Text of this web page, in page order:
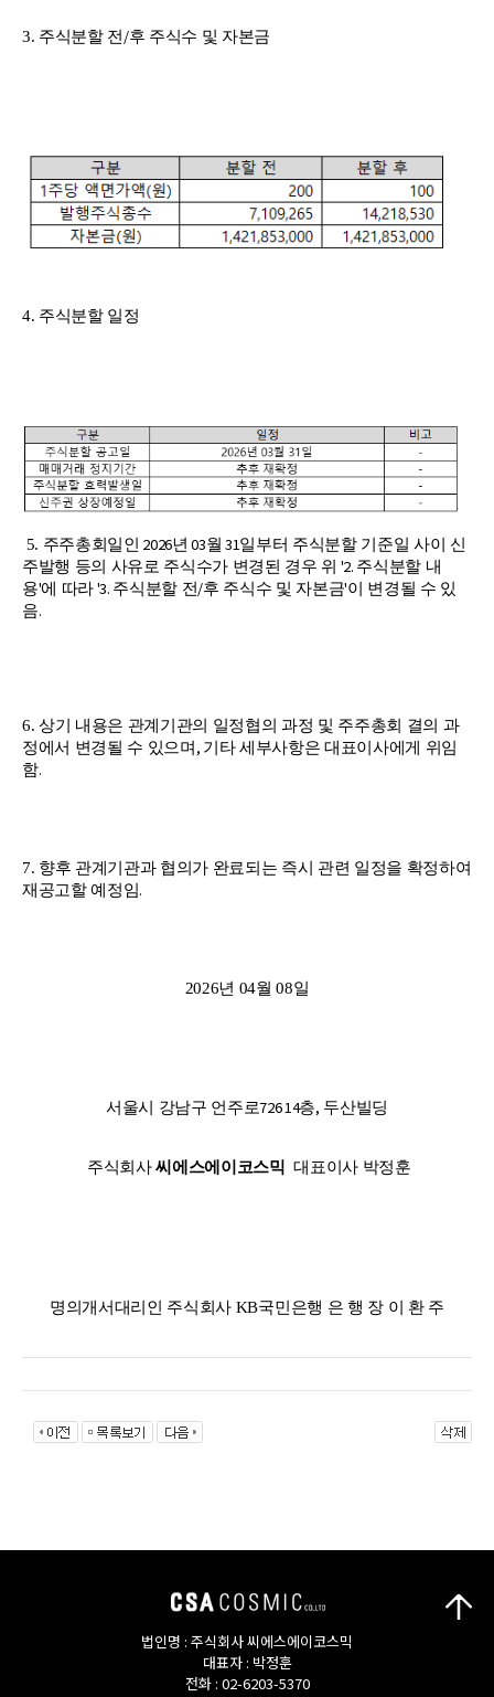
3. 주식분할 전 /후 주식수 및 자본금
4. 주식분할 일정
5. 주주총회일인 2026년 03월 31일부터 주식분할 기준일 사이 신
주발행 등의 사유로 주식수가 변경된 경우 위 '2. 주식분할 내
용'에 따라'3. 주식분할 전/후 주식수 및 자본금'이 변경될 수 있
음.
6. 상기 내용은 관계기관의 일정협의 과정 및 주주총회 결의 과
정에서 변경될 수 있으며 , 기타 세부사항은 대표이사에게 위임
함.
7. 향후 관계기관과 협의가 완료되는 즉시 관련 일정을 확정하여
재공고할 예정임.
2026년 04월 08일
서울시 강남구 언주로726 14층, 두산빌딩
주식회사 씨에스에이코스믹 대표이사 박정훈
명의개서대리인 주식회사 KB국민은행 은 행 장 이 환 주
법인명 : 주식회사 씨에스에이코스믹
대표자 : 박정훈
전화 : 02-6203-5370